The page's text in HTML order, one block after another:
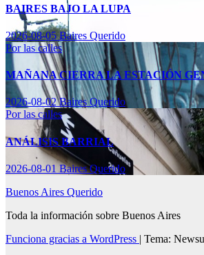
BAIRES BAJO LA LUPA
2026-08-05Baires Querido
Por las calles
MAÑANA CIERRA LA ESTACIÓN
2026-08-02Baires Querido
Por las calles
ANÁLISIS BARRIAL
2026-08-01Baires Querido
Buenos Aires Querido
Toda la información sobre Buenos Aires
Funciona gracias a WordPress | Tema: